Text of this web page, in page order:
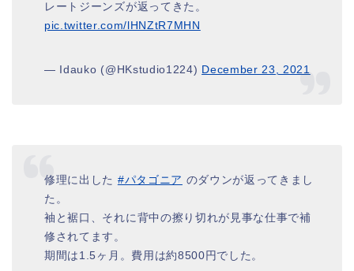
レートジーンズが返ってきた。
pic.twitter.com/lHNZtR7MHN
— Idauko (@HKstudio1224) December 23, 2021
修理に出した #パタゴニア のダウンが返ってきまし
た。
袖と裾口、それに背中の擦り切れが見事な仕事で補
修されてます。
期間は1.5ヶ月。費用は約8500円でした。